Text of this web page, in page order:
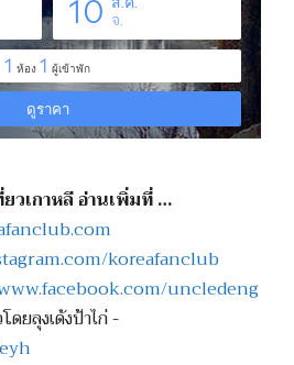
วเกาหลี อ่านเพิ่มที่ …
koreafanclub
uncledeng
ยลุงเด้งป้าไก่ -